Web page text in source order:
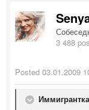
3 488
Posted 03.01.2009